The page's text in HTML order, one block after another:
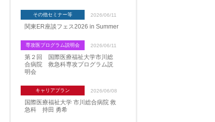
その他セミナー等 2026/06/11
関東ER座談フェス2026 in Summer
専攻医プログラム説明会 2026/06/11
第２回 国際医療福祉大学市川総
合病院 救急科専攻プログラム説
明会
キャリアプラン 2026/06/08
国際医療福祉大学 市川総合病院 救
急科 持田 勇希